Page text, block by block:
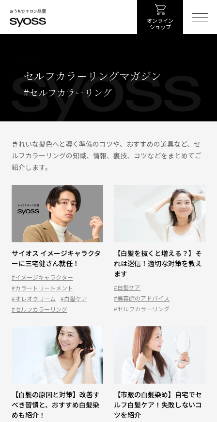
オンライン
ショップ
セルフカラーリングマガジン
#セルフカラーリング
きれいな髪色へと導く準備のコツや、おすすめの道具など、セ
ルフカラーリングの知識、情報、裏技、コツなどをまとめてご
紹介します。
サイオス イメージキャラクタ
ーに三宅健さん就任！
#イメージキャラクター
#カラートリートメント
#オレオクリーム
#白髪ケア
#セルフカラーリング
【白髪を抜くと増える？】そ
れは迷信！適切な対策を教え
ます
#白髪ケア
#美容師のアドバイス
#セルフカラーリング
【白髪の原因と対策】改善す
べき習慣と、おすすめ白髪染
めも紹介！
【市販の白髪染め】自宅でセ
ルフ白髪ケア！失敗しないコ
ツを紹介